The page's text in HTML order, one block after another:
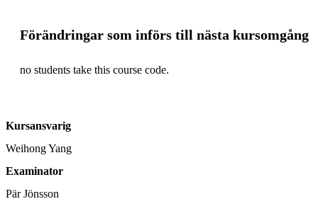
Förändringar som införs till nästa kursomgång
no students take this course code.
Kursansvarig
Weihong Yang
Examinator
Pär Jönsson